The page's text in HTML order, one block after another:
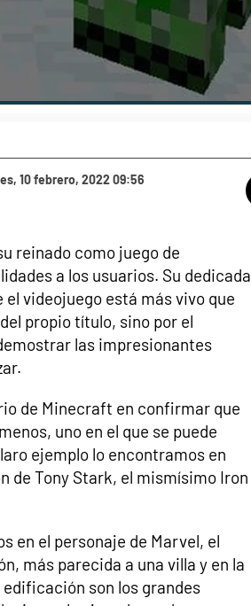
10 febrero, 2022 09:56
reinado como juego de
a los usuarios. Su dedicada
videojuego está más vivo que
propio título, sino por el
las impresionantes
de Minecraft en confirmar que
uno en el que se puede
ejemplo lo encontramos en
de Tony Stark, el mismísimo Iron
en el personaje de Marvel, el
más parecida a una villa y en la
son los grandes